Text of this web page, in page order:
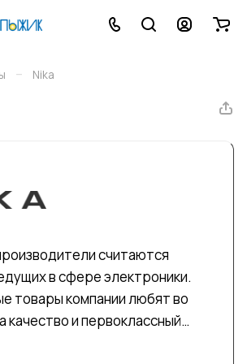
– Nika
считаются
в сфере электроники.
товары компании любят во
качество и первоклассный
пользуются высоким